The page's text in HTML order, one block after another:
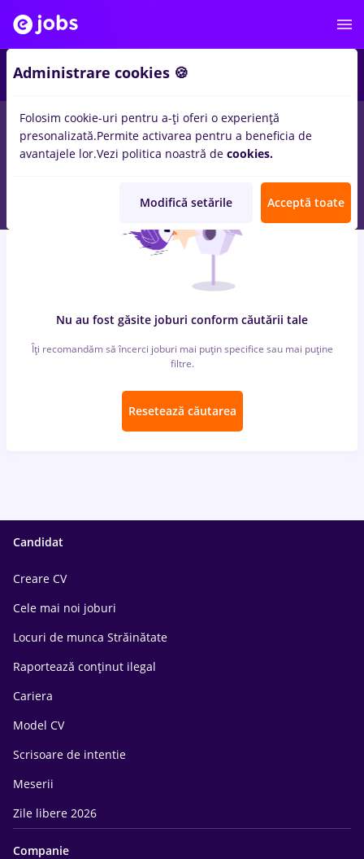
locuri de muncaintership in Iasi (Iasi)pentruStudent, Fara
experientainBanci, IT / Telecom
Nu au fost găsite joburi conform căutării tale
Îți recomandăm să încerci joburi mai puțin specifice sau mai puține
filtre.
Resetează căutarea
Candidat
Creare CV
Cele mai noi joburi
Locuri de munca Străinătate
Raportează conținut ilegal
Cariera
Model CV
Scrisoare de intentie
Meserii
Zile libere 2026
Companie
Administrare cookies 🍪
Folosim cookie-uri pentru a-ți oferi o experiență
presonalizată.Permite activarea pentru a beneficia de
avantajele lor.Vezi politica noastră de cookies.
Modifică setările Acceptă toate